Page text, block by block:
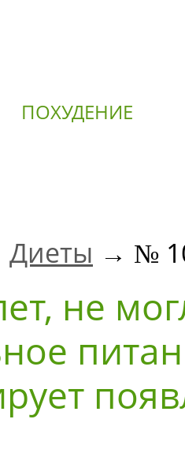
ПОХУДЕНИЕ
Диеты → №
не